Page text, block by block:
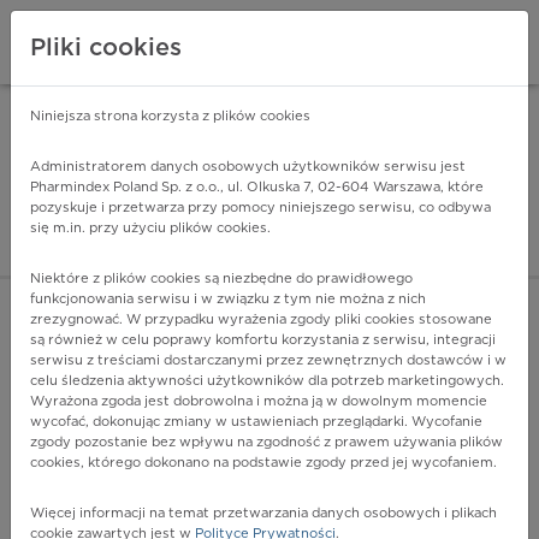
Pharmindex - lider
ZALOGUJ SIĘ
Q35 - Rozszczep podniebienia
Więcej na lekiicd10.pl
Pliki cookies
Niniejsza strona korzysta z plików cookies
Administratorem danych osobowych użytkowników serwisu jest
Pharmindex Poland Sp. z o.o., ul. Olkuska 7, 02-604 Warszawa, które
pozyskuje i przetwarza przy pomocy niniejszego serwisu, co odbywa
się m.in. przy użyciu plików cookies.
Niektóre z plików cookies są niezbędne do prawidłowego
funkcjonowania serwisu i w związku z tym nie można z nich
zrezygnować. W przypadku wyrażenia zgody pliki cookies stosowane
są również w celu poprawy komfortu korzystania z serwisu, integracji
serwisu z treściami dostarczanymi przez zewnętrznych dostawców i w
celu śledzenia aktywności użytkowników dla potrzeb marketingowych.
Wyrażona zgoda jest dobrowolna i można ją w dowolnym momencie
wycofać, dokonując zmiany w ustawieniach przeglądarki. Wycofanie
zgody pozostanie bez wpływu na zgodność z prawem używania plików
cookies, którego dokonano na podstawie zgody przed jej wycofaniem.
Więcej informacji na temat przetwarzania danych osobowych i plikach
cookie zawartych jest w Polityce Prywatności.
ZA DARMO - w Google Play INSTALUJ